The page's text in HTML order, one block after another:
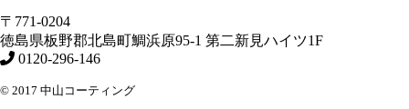
〒771-0204
徳島県板野郡北島町鯛浜原95-1 第二新見ハイツ1F
0120-296-146
© 2017 中山コーティング